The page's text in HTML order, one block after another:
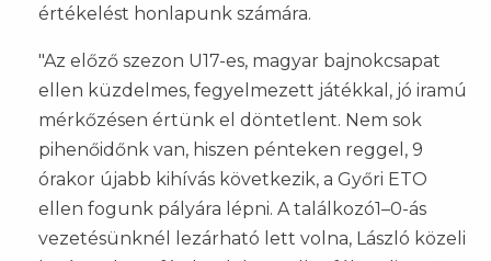
értékelést honlapunk számára.
"Az előző szezon U17-es, magyar bajnokcsapat
ellen küzdelmes, fegyelmezett játékkal, jó iramú
mérkőzésen értünk el döntetlent. Nem sok
pihenőidőnk van, hiszen pénteken reggel, 9
órakor újabb kihívás következik, a Győri ETO
ellen fogunk pályára lépni. A találkozó1–0-ás
vezetésünknél lezárható lett volna, László közeli